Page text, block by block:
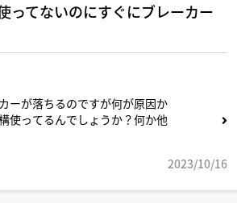
ってないのにすぐにブレーカー
ーが落ちるのですが何が原因か
使ってるんでしょうか？何か他
2023/10/16